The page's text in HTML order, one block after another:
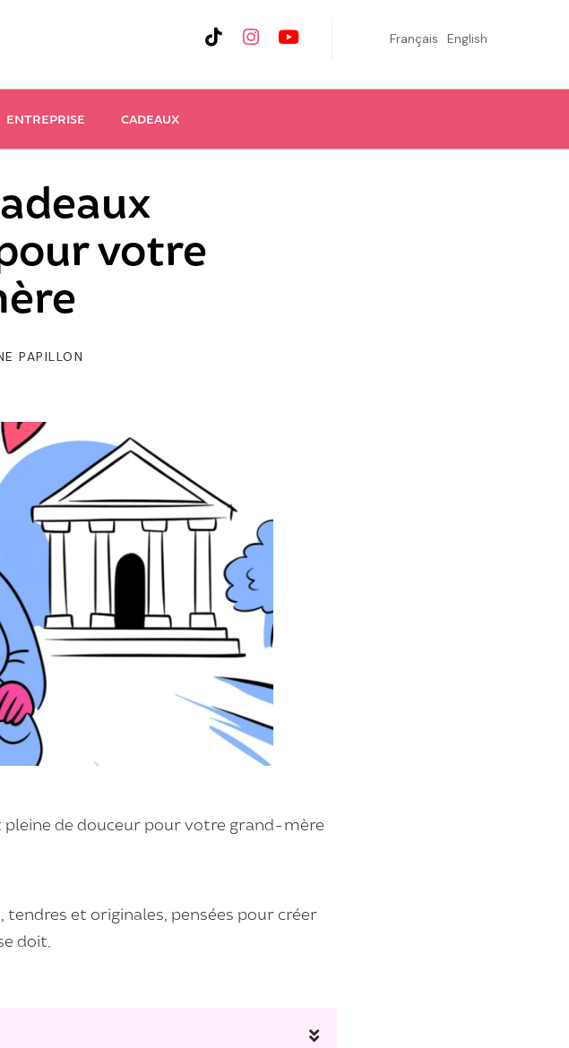
Français English
ENTREPRISE CADEAUX
votre
PAPILLON
pleine de douceur pour votre grand-mère
et originales, pensées pour créer
doit.